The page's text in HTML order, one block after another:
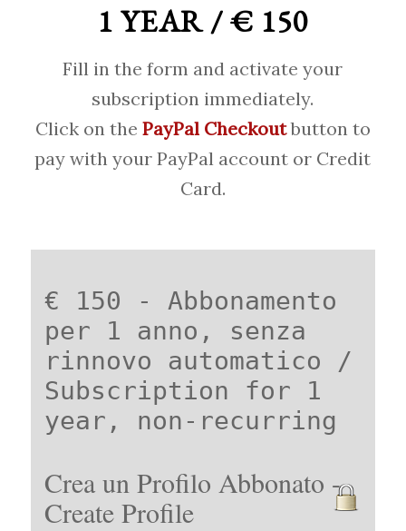
1 YEAR / € 150
Fill in the form and activate your
subscription immediately.
Click on the PayPal Checkoutbutton to
pay with your PayPal account or Credit
Card.
€ 150 - Abbonamento
per 1 anno, senza
rinnovo automatico /
Subscription for 1
year, non-recurring
Crea un Profilo Abbonato -
Create Profile